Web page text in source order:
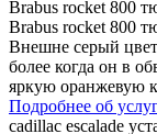
Brabus rocket 800
Brabus rocket 800
Внешне серый
более когда он в
яркую оранжевую
Подробнее об
cadillac escalade